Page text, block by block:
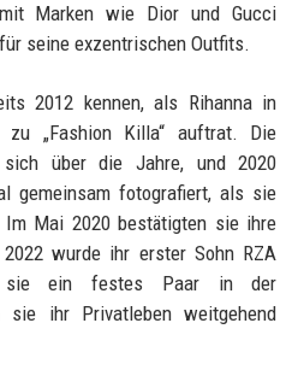
Marken wie Dior und Gucci
seine exzentrischen Outfits.
2012 kennen, als Rihanna in
zu „Fashion Killa“ auftrat. Die
sich über die Jahre, und 2020
gemeinsam fotografiert, als sie
Mai 2020 bestätigten sie ihre
wurde ihr erster Sohn RZA
sie ein festes Paar in der
sie ihr Privatleben weitgehend